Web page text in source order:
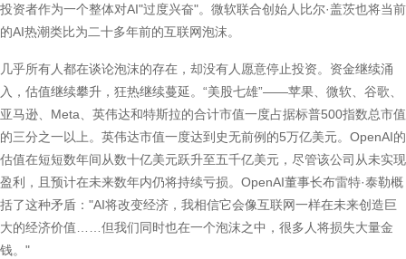
投资者作为一个整体对AI"过度兴奋"。微软联合创始人比尔·盖茨也将当前
的AI热潮类比为二十多年前的互联网泡沫。
几乎所有人都在谈论泡沫的存在，却没有人愿意停止投资。资金继续涌
入，估值继续攀升，狂热继续蔓延。“美股七雄”——苹果、微软、谷歌、
亚马逊、Meta、英伟达和特斯拉的合计市值一度占据标普500指数总市值
的三分之一以上。英伟达市值一度达到史无前例的5万亿美元。OpenAI的
估值在短短数年间从数十亿美元跃升至五千亿美元，尽管该公司从未实现
盈利，且预计在未来数年内仍将持续亏损。OpenAI董事长布雷特·泰勒概
括了这种矛盾："AI将改变经济，我相信它会像互联网一样在未来创造巨
大的经济价值……但我们同时也在一个泡沫之中，很多人将损失大量金
钱。"